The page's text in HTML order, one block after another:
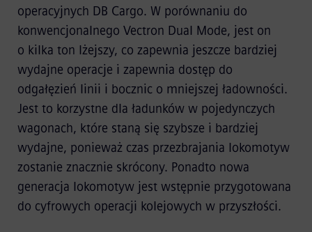
operacyjnych DB Cargo. W porównaniu do
konwencjonalnego Vectron Dual Mode, jest on
o kilka ton lżejszy, co zapewnia jeszcze bardziej
wydajne operacje i zapewnia dostęp do
odgałęzień linii i bocznic o mniejszej ładowności.
Jest to korzystne dla ładunków w pojedynczych
wagonach, które staną się szybsze i bardziej
wydajne, ponieważ czas przezbrajania lokomotyw
zostanie znacznie skrócony. Ponadto nowa
generacja lokomotyw jest wstępnie przygotowana
do cyfrowych operacji kolejowych w przyszłości.